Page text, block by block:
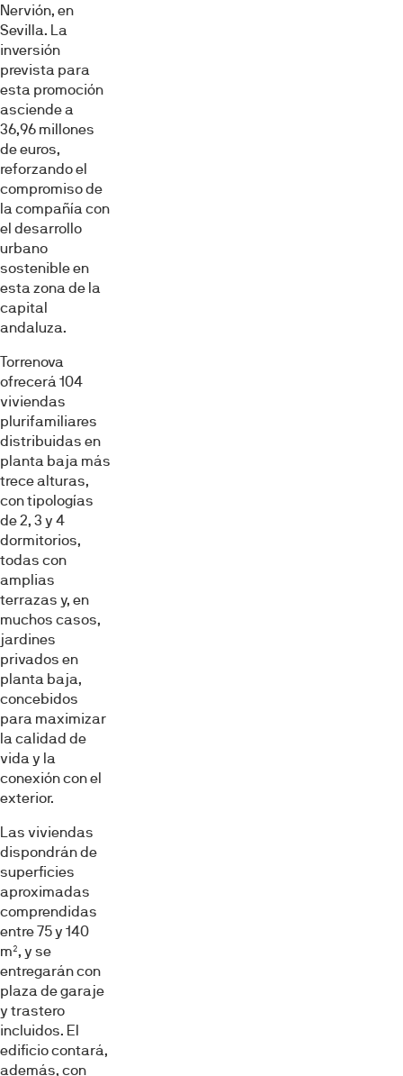
Nervión, en
Sevilla. La
inversión
prevista para
esta promoción
asciende a
36,96 millones
de euros,
reforzando el
compromiso de
la compañía con
el desarrollo
urbano
sostenible en
esta zona de la
capital
andaluza.
Torrenova
ofrecerá 104
viviendas
plurifamiliares
distribuidas en
planta baja más
trece alturas,
con tipologías
de 2, 3 y 4
dormitorios,
todas con
amplias
terrazas y, en
muchos casos,
jardines
privados en
planta baja,
concebidos
para maximizar
la calidad de
vida y la
conexión con el
exterior.
Las viviendas
dispondrán de
superficies
aproximadas
comprendidas
entre 75 y 140
m², y se
entregarán con
plaza de garaje
y trastero
incluidos. El
edificio contará,
además, con